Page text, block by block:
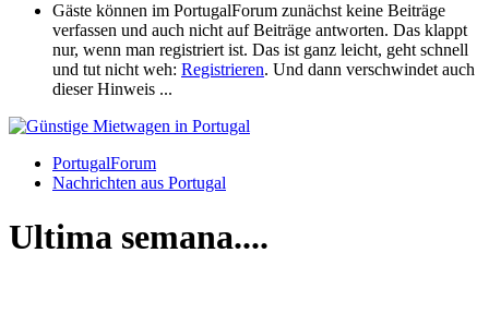
Gäste können im PortugalForum zunächst keine Beiträge
verfassen und auch nicht auf Beiträge antworten. Das klappt
nur, wenn man registriert ist. Das ist ganz leicht, geht schnell
und tut nicht weh: Registrieren. Und dann verschwindet auch
dieser Hinweis ...
PortugalForum
Nachrichten aus Portugal
Ultima semana....